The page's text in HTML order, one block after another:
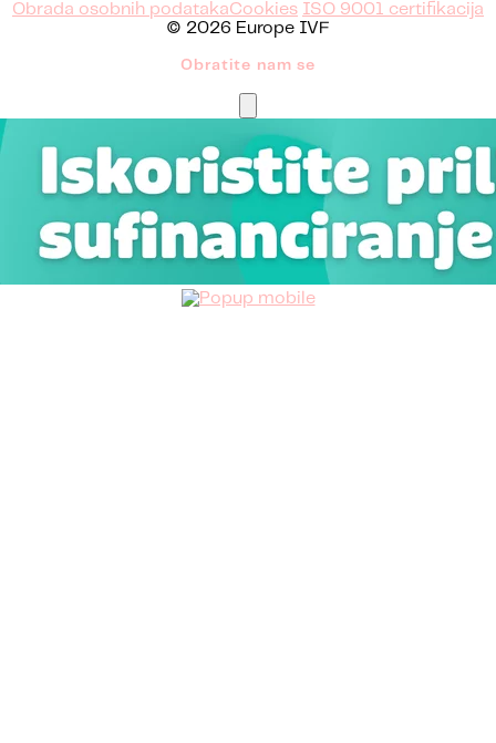
Obrada osobnih podatakaCookies ISO 9001 certifikacija
© 2026 Europe IVF
Obratite nam se